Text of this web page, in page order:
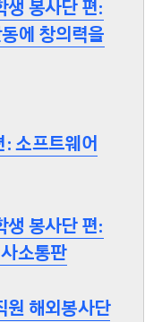
봉사단 편:
에 창의력을
소프트웨어
봉사단 편:
소통판
원 해외봉사단